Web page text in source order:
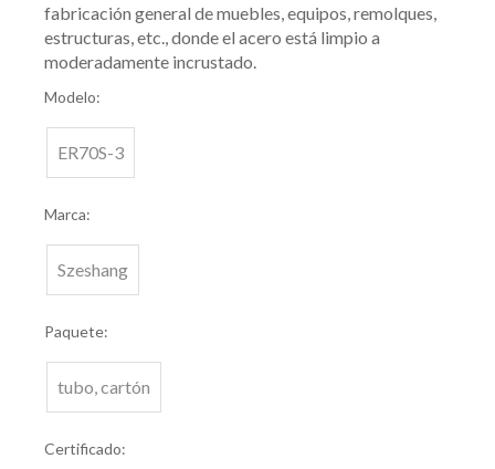
fabricación general de muebles, equipos, remolques,
estructuras, etc., donde el acero está limpio a
moderadamente incrustado.
Modelo:
ER70S-3
Marca:
Szeshang
Paquete:
tubo, cartón
Certificado: